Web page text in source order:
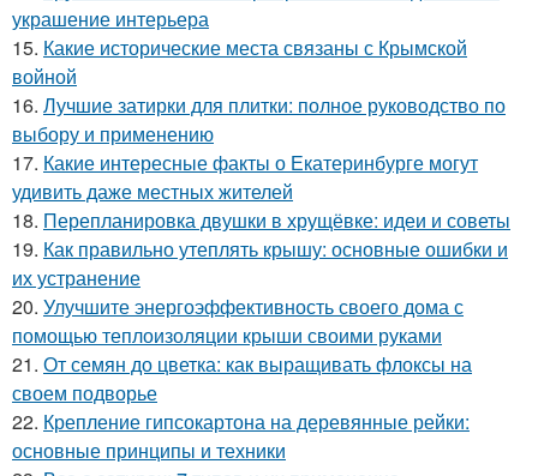
украшение интерьера
15. Какие исторические места связаны с Крымской
войной
16. Лучшие затирки для плитки: полное руководство по
выбору и применению
17. Какие интересные факты о Екатеринбурге могут
удивить даже местных жителей
18. Перепланировка двушки в хрущёвке: идеи и советы
19. Как правильно утеплять крышу: основные ошибки и
их устранение
20. Улучшите энергоэффективность своего дома с
помощью теплоизоляции крыши своими руками
21. От семян до цветка: как выращивать флоксы на
своем подворье
22. Крепление гипсокартона на деревянные рейки:
основные принципы и техники